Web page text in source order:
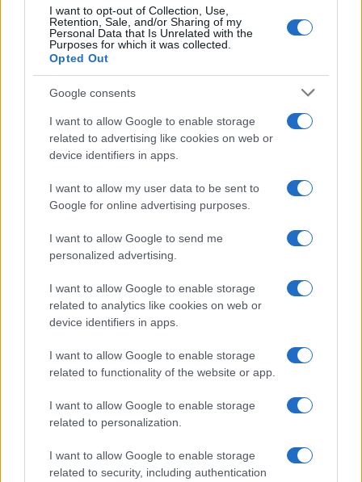
I want to opt-out of Collection, Use,
Retention, Sale, and/or Sharing of my
Personal Data that Is Unrelated with the
Purposes for which it was collected.
Opted Out
Google consents
I want to allow Google to enable storage
related to advertising like cookies on web or
device identifiers in apps.
I want to allow my user data to be sent to
Google for online advertising purposes.
I want to allow Google to send me
personalized advertising.
I want to allow Google to enable storage
related to analytics like cookies on web or
device identifiers in apps.
I want to allow Google to enable storage
related to functionality of the website or app.
I want to allow Google to enable storage
related to personalization.
I want to allow Google to enable storage
related to security, including authentication
Preparare una routine riduce lo stress da scelta.
Check-list rapida: 1) aprire l’app con
se mancante, cercare per
o data; 4)
aggiungere ai preferiti; 5) se disponibile, avviare
download in qualità standard mentre si sceglie lo
snack; 6) attivare sottotitoli “dialoghi”; 7) su TV,
trasmettere via Chromecast. Tempo medio: 3-5
minuti. Salvare due playlist tematiche (“News &
factual”, “Serie brevi”) consente di alternare durata
e tono in base all’orario.
Per la gestione settimanale: ogni domenica
aggiornare app, svuotare cache, controllare
libero e rinnovare la coda dei download. Un
promemoria ricorrente sul telefono evita sorprese.
Con queste impostazioni, l’accesso ai contenuti
gratuiti diventa fluido, ordinato e pronto all’uso
anche nelle giornate più dense.